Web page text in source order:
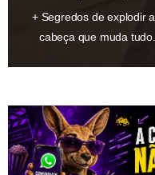
Segredos de explodir a
cabeça que muda tudo.